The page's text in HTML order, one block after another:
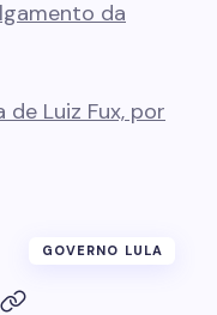
da
Luiz Fux, por
GOVERNO LULA